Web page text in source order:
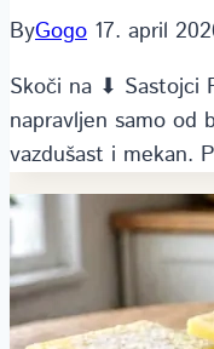
ByGogo 17. april
Skoči na ⬇ Sastojci
napravljen samo od
vazdušast i mekan.